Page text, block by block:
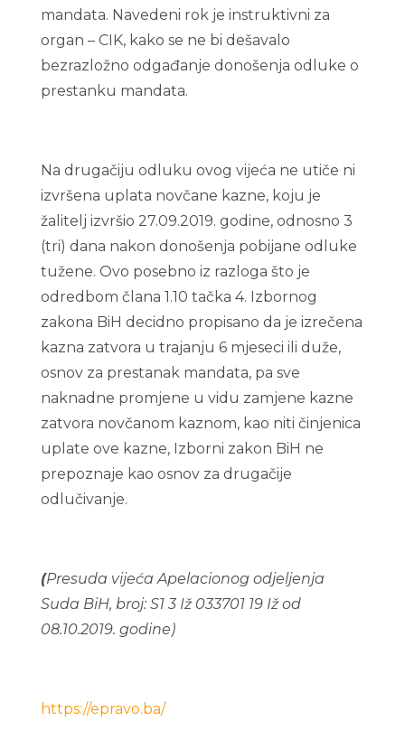
mandata. Navedeni rok je instruktivni za
organ – CIK, kako se ne bi dešavalo
bezrazložno odgađanje donošenja odluke o
prestanku mandata.
Na drugačiju odluku ovog vijeća ne utiče ni
izvršena uplata novčane kazne, koju je
žalitelj izvršio 27.09.2019. godine, odnosno 3
(tri) dana nakon donošenja pobijane odluke
tužene. Ovo posebno iz razloga što je
odredbom člana 1.10 tačka 4. Izbornog
zakona BiH decidno propisano da je izrečena
kazna zatvora u trajanju 6 mjeseci ili duže,
osnov za prestanak mandata, pa sve
naknadne promjene u vidu zamjene kazne
zatvora novčanom kaznom, kao niti činjenica
uplate ove kazne, Izborni zakon BiH ne
prepoznaje kao osnov za drugačije
odlučivanje.
(Presuda vijeća Apelacionog odjeljenja
Suda BiH, broj: S1 3 Iž 033701 19 Iž od
08.10.2019. godine)
https://epravo.ba/